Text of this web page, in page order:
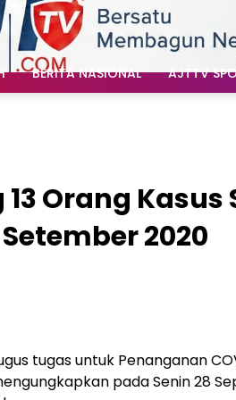
BERITA NASIONAL AJTTV
Orang Kasus
2020
tugas untuk Penanganan
pada Senin 28